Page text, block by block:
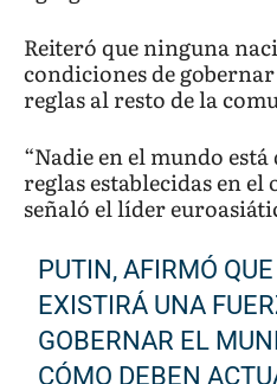
Reiteró que ninguna
condiciones de
reglas al resto de la
“Nadie en el mundo
reglas establecidas en
señaló el líder
PUTIN, AFIRMÓ
EXISTIRÁ UNA
GOBERNAR EL
CÓMO DEBEN